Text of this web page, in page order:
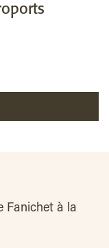
Fanichet à la